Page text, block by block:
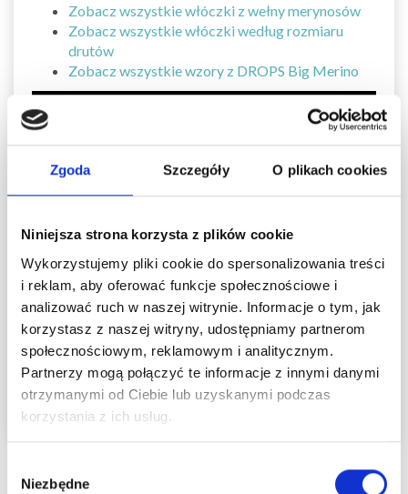
Zgoda Szczegóły O plikach cookies
Niniejsza strona korzysta z plików cookie
Wykorzystujemy pliki cookie do spersonalizowania treści
i reklam, aby oferować funkcje społecznościowe i
analizować ruch w naszej witrynie. Informacje o tym, jak
korzystasz z naszej witryny, udostępniamy partnerom
społecznościowym, reklamowym i analitycznym.
Partnerzy mogą połączyć te informacje z innymi danymi
otrzymanymi od Ciebie lub uzyskanymi podczas
korzystania z ich usług.
zgody
Niezbędne
Zobacz wszystkie włóczki z wełny merynosów
Zobacz wszystkie włóczki według rozmiaru
drutów
Zobacz wszystkie wzory z DROPS Big Merino